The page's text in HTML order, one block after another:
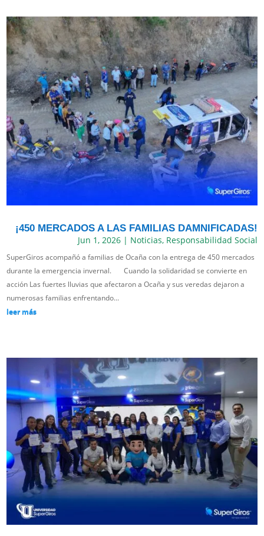
¡450 MERCADOS A LAS FAMILIAS DAMNIFICADAS!
Jun 1, 2026| Noticias, Responsabilidad Social
SuperGiros acompañó a familias de Ocaña con la entrega de 450 mercados
durante la emergencia invernal. Cuando la solidaridad se convierte en
acción Las fuertes lluvias que afectaron a Ocaña y sus veredas dejaron a
numerosas familias enfrentando...
leer más